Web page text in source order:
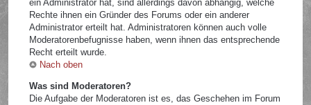
ein Administrator hat, sind allerdings davon abhängig, welche
Rechte ihnen ein Gründer des Forums oder ein anderer
Administrator erteilt hat. Administratoren können auch volle
Moderatorenbefugnisse haben, wenn ihnen das entsprechende
Recht erteilt wurde.
Nach oben
Was sind Moderatoren?
Die Aufgabe der Moderatoren ist es, das Geschehen im Forum